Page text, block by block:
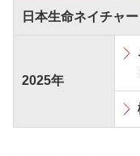
日本生命ネイチャ
2025年